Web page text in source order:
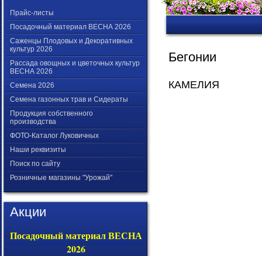
Прайс-листы
Посадочный материал ВЕСНА 2026
Саженцы Плодовых и Декоративных
культур 2026
Рассада овощных и цветочных культур
ВЕСНА 2026
Семена 2026
Семена газонных трав и Сидераты
Продукция собственного
производства
ФОТО-Каталог Луковичных
Наши реквизиты
Поиск по сайту
Розничные магазины "Урожай"
Акции
Посадочный материал ВЕСНА
2026
Бегонии
КАМЕЛИЯ